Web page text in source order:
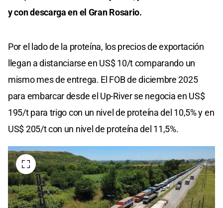
y con descarga en el Gran Rosario.
Por el lado de la proteína, los precios de exportación
llegan a distanciarse en US$ 10/t comparando un
mismo mes de entrega. El FOB de diciembre 2025
para embarcar desde el Up-River se negocia en US$
195/t para trigo con un nivel de proteína del 10,5% y en
US$ 205/t con un nivel de proteína del 11,5%.